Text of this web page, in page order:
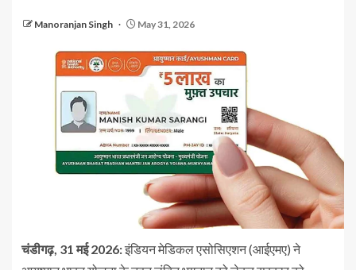
Manoranjan Singh May 31, 2026
चंडीगढ़, 31 मई 2026:इंडियन मेडिकल एसोसिएशन (आईएमए) ने